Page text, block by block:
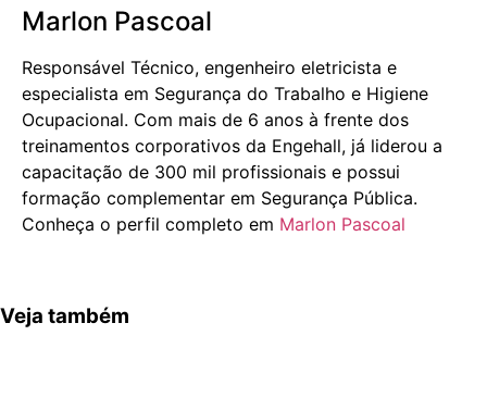
Marlon Pascoal
Responsável Técnico, engenheiro eletricista e
especialista em Segurança do Trabalho e Higiene
Ocupacional. Com mais de 6 anos à frente dos
treinamentos corporativos da Engehall, já liderou a
capacitação de 300 mil profissionais e possui
formação complementar em Segurança Pública.
Conheça o perfil completo em Marlon Pascoal
Veja também